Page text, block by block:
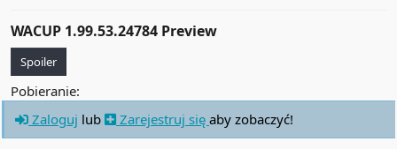
WACUP 1.99.53.24784 Preview​
Spoiler
Pobieranie:
Zaloguj lub Zarejestruj się aby zobaczyć!